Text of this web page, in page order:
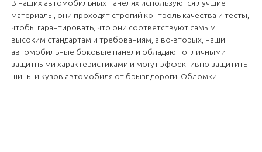
В наших автомобильных панелях используются лучшие
материалы, они проходят строгий контроль качества и тесты,
чтобы гарантировать, что они соответствуют самым
высоким стандартам и требованиям, а во-вторых, наши
автомобильные боковые панели обладают отличными
защитными характеристиками и могут эффективно защитить
шины и кузов автомобиля от брызг дороги. Обломки.